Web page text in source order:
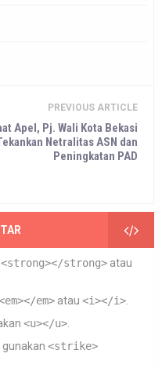
PREVIOUS ARTICLE
Apel, Pj. Wali Kota Bekasi
Netralitas ASN dan
Peningkatan PAD
<strong></strong> atau
em> atau <i></i>
<u></u>
gunakan <strike>